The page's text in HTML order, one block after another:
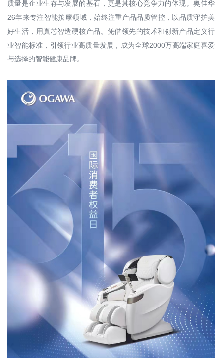
质量是企业生存与发展的基石，更是其核心竞争力的体现。奥佳华
26年来专注智能按摩领域，始终注重产品品质管控，以品质守护美
好生活，用真芯智造硬核产品。凭借领先的技术和创新产品定义行
业智能标准，引领行业高质量发展，成为全球2000万高端家庭喜爱
与选择的智能健康品牌。